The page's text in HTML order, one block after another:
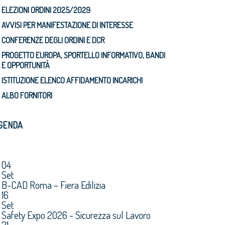
ELEZIONI ORDINI 2025/2029
AVVISI PER MANIFESTAZIONE DI INTERESSE
CONFERENZE DEGLI ORDINI E DCR
PROGETTO EUROPA, SPORTELLO INFORMATIVO, BANDI
E OPPORTUNITÀ
ISTITUZIONE ELENCO AFFIDAMENTO INCARICHI
ALBO FORNITORI
04
Set
B-CAD Roma – Fiera Edilizia
16
Set
Safety Expo 2026 - Sicurezza sul Lavoro